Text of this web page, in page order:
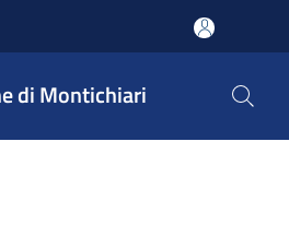
di Montichiari